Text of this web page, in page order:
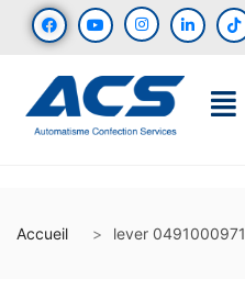
Accueil lever 0491000971